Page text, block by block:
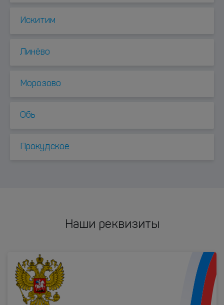
Искитим
Линёво
Морозово
Обь
Прокудское
Наши реквизиты